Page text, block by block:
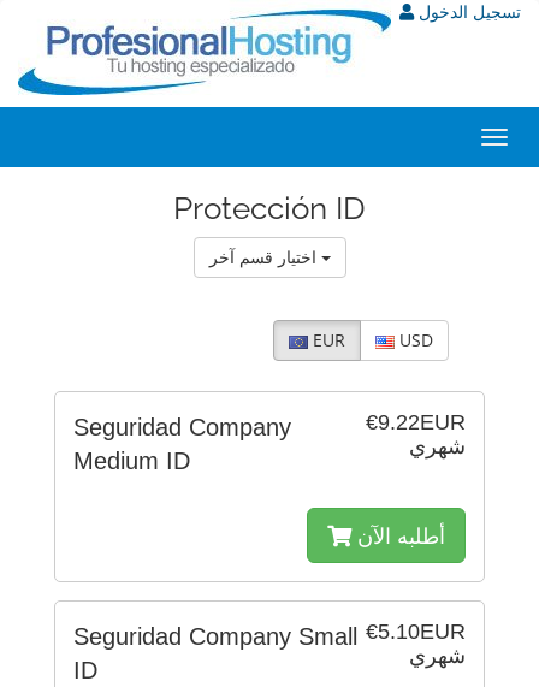
تسجيل الدخول
Protección ID
EUR USD
€9.22EUR
شهري
Seguridad Company
Medium ID
أطلبه الآن
€5.10EUR
شهري
Seguridad Company Small
ID